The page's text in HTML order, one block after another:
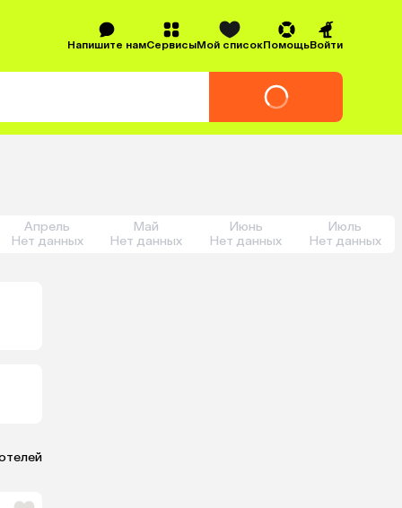
Напишите намСервисыМой списокПомощьВойти
Апрель
Нет данных
Май
Нет данных
Июнь
Нет данных
Июль
Нет данных